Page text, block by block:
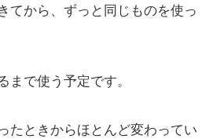
てから、ずっと同じものを使っ
まで使う予定です。
たときからほとんど変わってい